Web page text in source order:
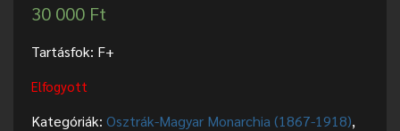
30 000 Ft
Tartásfok: F+
Elfogyott
Kategóriák: Osztrák-Magyar Monarchia (1867-1918),